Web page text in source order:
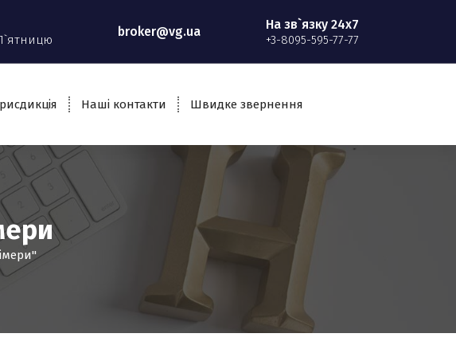
broker@vg.ua На зв`язку 24x7
+3-8095-595-77-77
Наші контакти Швидке звернення